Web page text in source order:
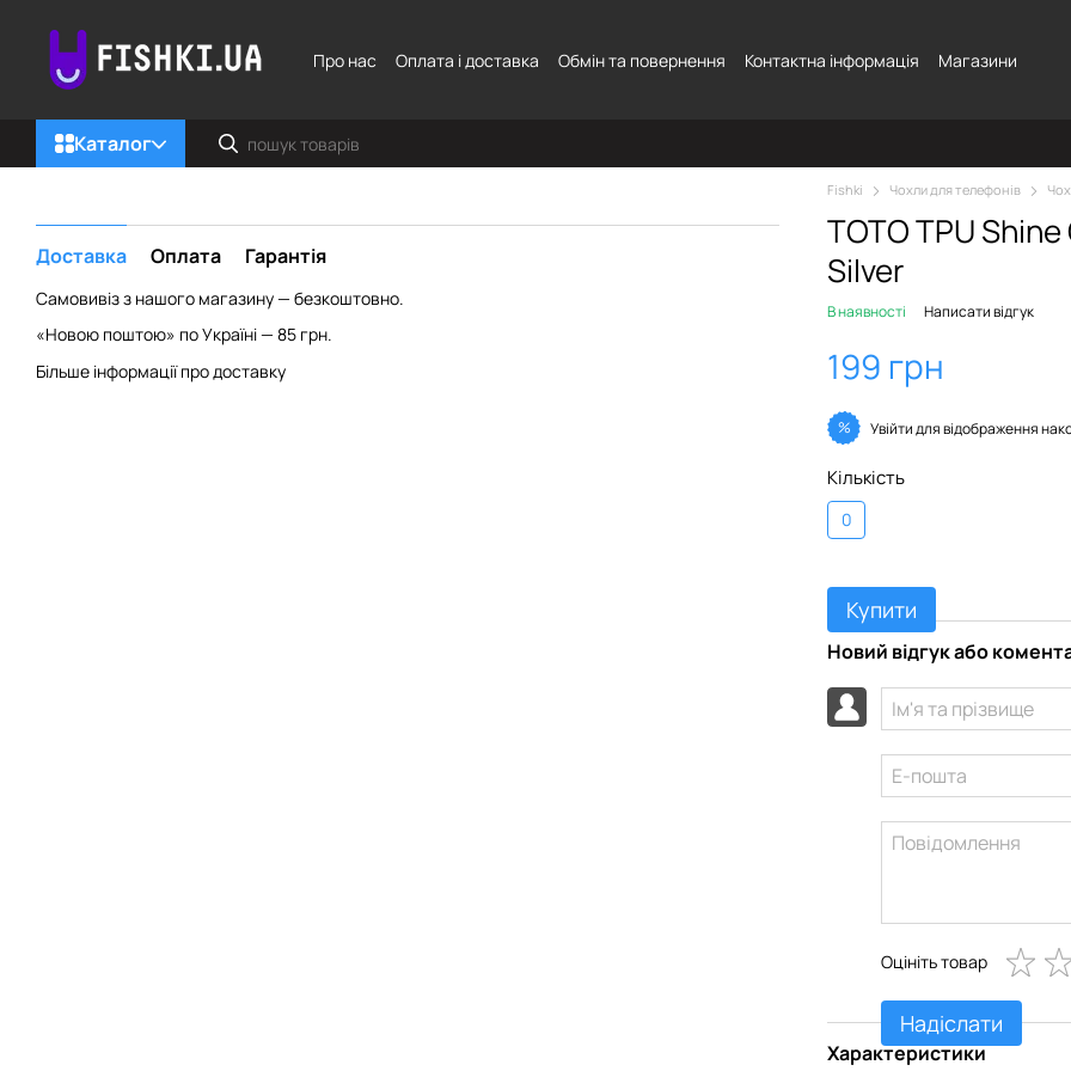
Про нас
Оплата і доставка Обмін та повернення Контактна інформація Магазини
Каталог
Доставка Оплата Гарантія
Самовивіз з нашого магазину — безкоштовно.
«Новою поштою» по Україні — 85 грн.
Більше інформації про доставку
Fishki Чохли для телефонів
TOTO TPU
Silver
В наявності Написати відгук
199 грн
% Увійтидля відображення
Кількість
0
Купити
Новий відгук або
Оцініть товар
Надіслати
Характеристики